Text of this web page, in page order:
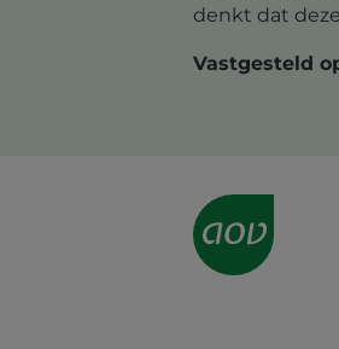
denkt dat
Vastgesteld